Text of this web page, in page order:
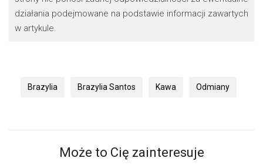
działania podejmowane na podstawie informacji zawartych
w artykule.
Brazylia Brazylia Santos Kawa Odmiany
Może to Cię zainteresuje